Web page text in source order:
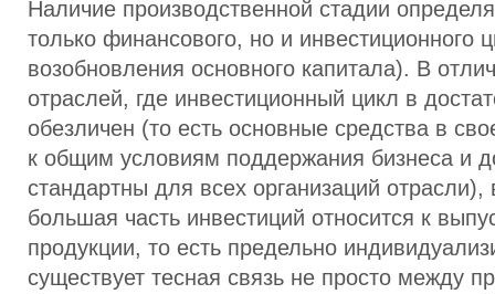
Наличие производственной стадии
только финансового, но и инвестиционного
возобновления основного капитала). В
отраслей, где инвестиционный цикл в
обезличен (то есть основные средства в
к общим условиям поддержания бизнеса и
стандартны для всех организаций
большая часть инвестиций относится к
продукции, то есть предельно
существует тесная связь не просто между